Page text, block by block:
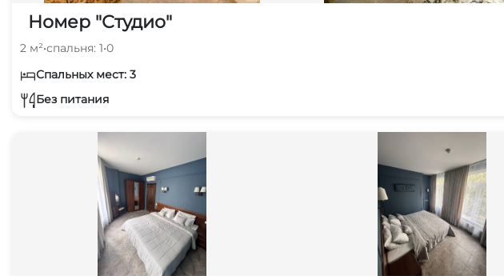
Номер "Студио"
2 м²•спальня: 1•0
Спальных мест: 3
Без питания